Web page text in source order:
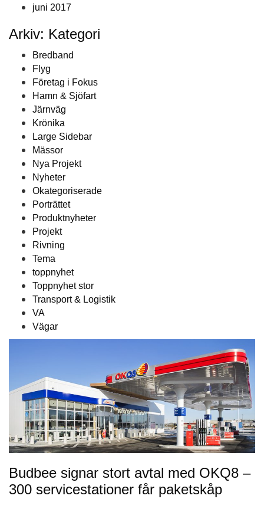
juni 2017
Arkiv: Kategori
Bredband
Flyg
Företag i Fokus
Hamn & Sjöfart
Järnväg
Krönika
Large Sidebar
Mässor
Nya Projekt
Nyheter
Okategoriserade
Porträttet
Produktnyheter
Projekt
Rivning
Tema
toppnyhet
Toppnyhet stor
Transport & Logistik
VA
Vägar
Budbee signar stort avtal med OKQ8 –
300 servicestationer får paketskåp